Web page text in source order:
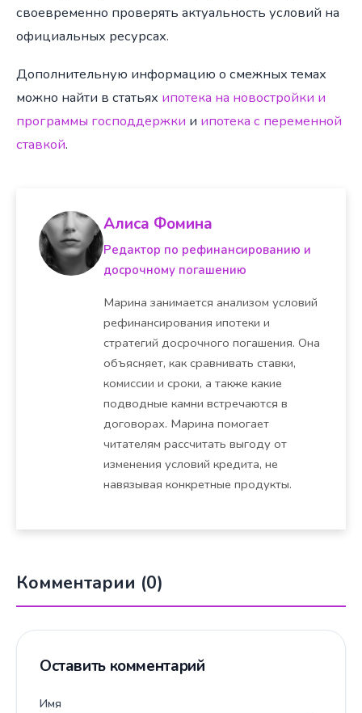
своевременно проверять актуальность условий на
официальных ресурсах.
Дополнительную информацию о смежных темах
можно найти в статьях ипотека на новостройки и
программы господдержки и ипотека с переменной
ставкой.
Алиса Фомина
Редактор по рефинансированию и
досрочному погашению
Марина занимается анализом условий
рефинансирования ипотеки и
стратегий досрочного погашения. Она
объясняет, как сравнивать ставки,
комиссии и сроки, а также какие
подводные камни встречаются в
договорах. Марина помогает
читателям рассчитать выгоду от
изменения условий кредита, не
навязывая конкретные продукты.
Комментарии (0)
Оставить комментарий
Имя